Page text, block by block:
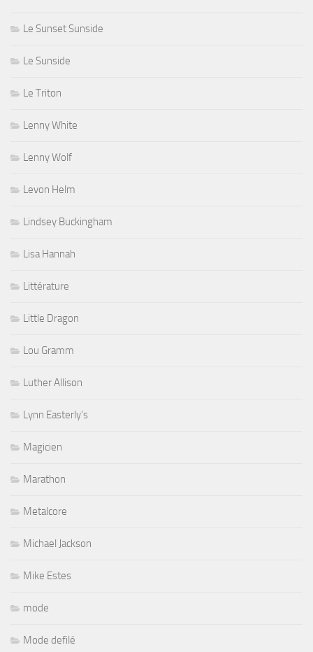
Le Sunset Sunside
Le Sunside
Le Triton
Lenny White
Lenny Wolf
Levon Helm
Lindsey Buckingham
Lisa Hannah
Littérature
Little Dragon
Lou Gramm
Luther Allison
Lynn Easterly's
Magicien
Marathon
Metalcore
Michael Jackson
Mike Estes
mode
Mode defilé